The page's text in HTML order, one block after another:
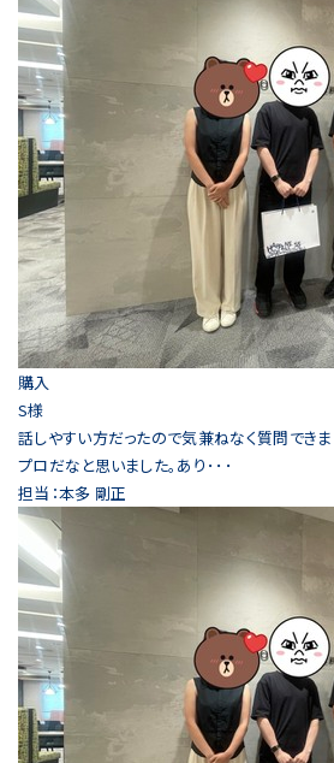
購入
S様
話しやすい方だったので気兼ねなく質問でき
プロだなと思いました。あり･･･
担当：本多 剛正